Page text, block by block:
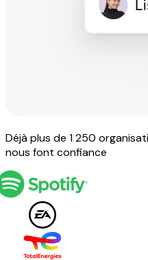
Déjà plus de 1 250
nous font confiance